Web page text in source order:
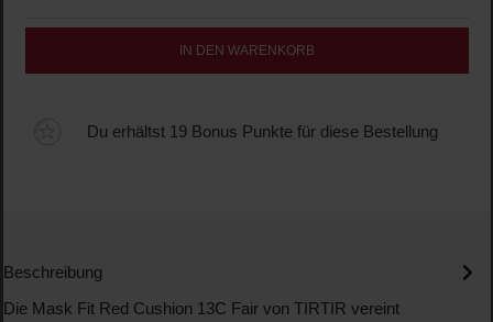
IN DEN WARENKORB
Du erhältst 19 Bonus Punkte für diese Bestellung
Beschreibung
Die Mask Fit Red Cushion 13C Fair von TIRTIR vereint